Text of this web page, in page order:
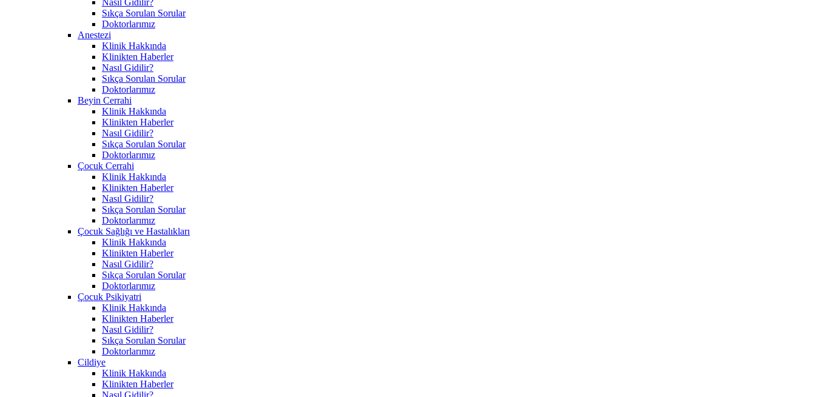
Sıkça Sorulan Sorular
Doktorlarımız
Anestezi
Klinik Hakkında
Klinikten Haberler
Nasıl Gidilir?
Sıkça Sorulan Sorular
Doktorlarımız
Beyin Cerrahi
Klinik Hakkında
Klinikten Haberler
Nasıl Gidilir?
Sıkça Sorulan Sorular
Doktorlarımız
Çocuk Cerrahi
Klinik Hakkında
Klinikten Haberler
Nasıl Gidilir?
Sıkça Sorulan Sorular
Doktorlarımız
Çocuk Sağlığı ve Hastalıkları
Klinik Hakkında
Klinikten Haberler
Nasıl Gidilir?
Sıkça Sorulan Sorular
Doktorlarımız
Çocuk Psikiyatri
Klinik Hakkında
Klinikten Haberler
Nasıl Gidilir?
Sıkça Sorulan Sorular
Doktorlarımız
Cildiye
Klinik Hakkında
Klinikten Haberler
Nasıl Gidilir?